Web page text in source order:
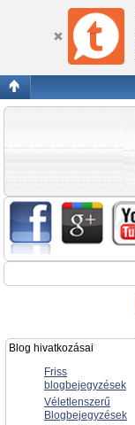
BMW-s élmények
Blog hivatkozásai
Friss
blogbejegyzések
Véletlenszerű
Blogbejegyzések